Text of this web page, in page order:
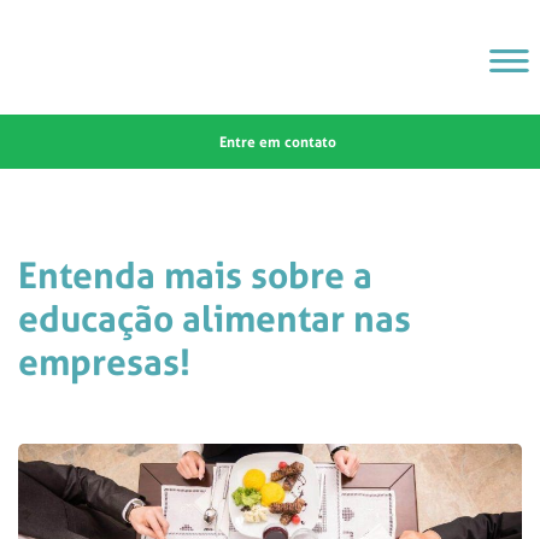
Entre em contato
Entenda mais sobre a
educação alimentar nas
empresas!